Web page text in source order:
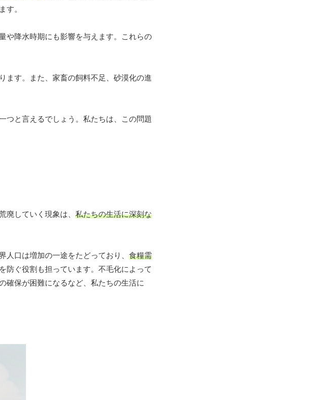
す。
や降水時期にも影響を与えます。これらの
ます。また、家畜の飼料不足、砂漠化の進
つと言えるでしょう。私たちは、この問題
廃していく現象は、 私たちの生活に深刻な
口は増加の一途をたどっており、 食糧需
防ぐ役割も担っています。不毛化によって
確保が困難になるなど、私たちの生活に